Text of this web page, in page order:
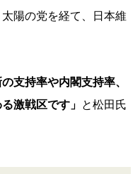
陽の党を経て、日本維
支持率や内閣支持率、
激戦区です」 と松田氏